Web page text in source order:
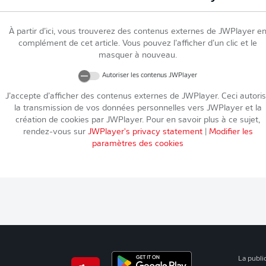
À partir d’ici, vous trouverez des contenus externes de JWPlayer en
complément de cet article. Vous pouvez l’afficher d’un clic et le
masquer à nouveau.
Autoriser les contenus JWPlayer
J’accepte d’afficher des contenus externes de JWPlayer. Ceci
la transmission de vos données personnelles vers JWPlayeret la
création de cookies par JWPlayer. Pour en savoir plus à ce sujet,
rendez-vous sur JWPlayer's privacy statement| Modifier les
paramètres des cookies
La